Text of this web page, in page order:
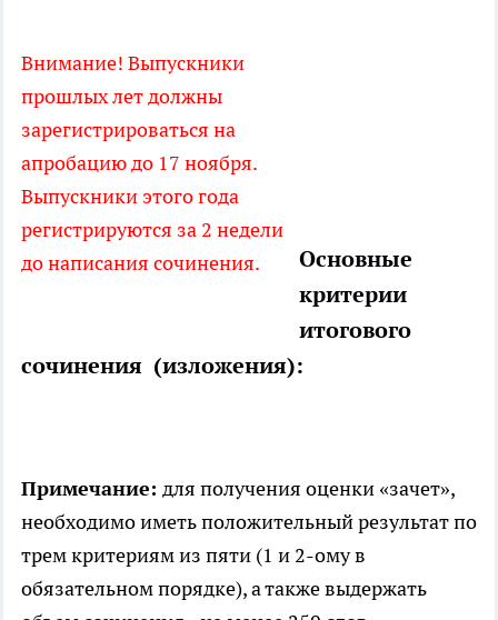
Внимание! Выпускники
прошлых лет должны
зарегистрироваться на
апробацию до 17 ноября.
Выпускники этого года
регистрируются за 2 недели
до написания сочинения.
Основные
критерии
итогового
сочинения (изложения):
Примечание: для получения оценки «зачет»,
необходимо иметь положительный результат по
трем критериям из пяти (1 и 2-ому в
обязательном порядке), а также выдержать